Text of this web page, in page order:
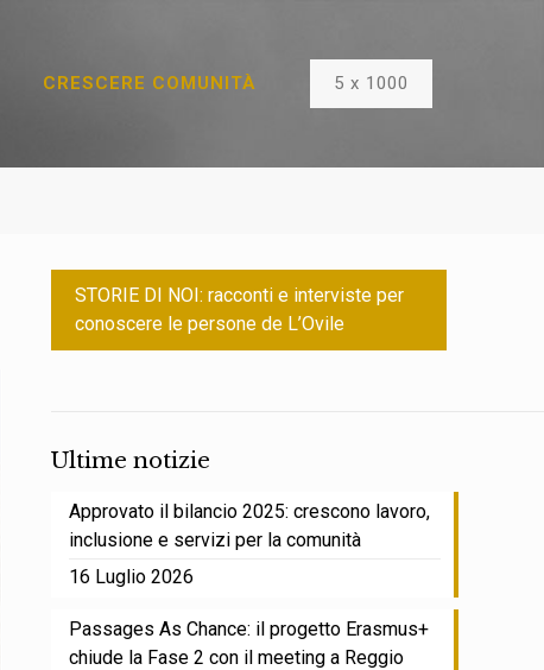
CRESCERE COMUNITÀ 5 x 1000
STORIE DI NOI: racconti e interviste per
conoscere le persone de L’Ovile
Ultime notizie
Approvato il bilancio 2025: crescono lavoro,
inclusione e servizi per la comunità
16 Luglio 2026
Passages As Chance: il progetto Erasmus+
chiude la Fase 2 con il meeting a Reggio